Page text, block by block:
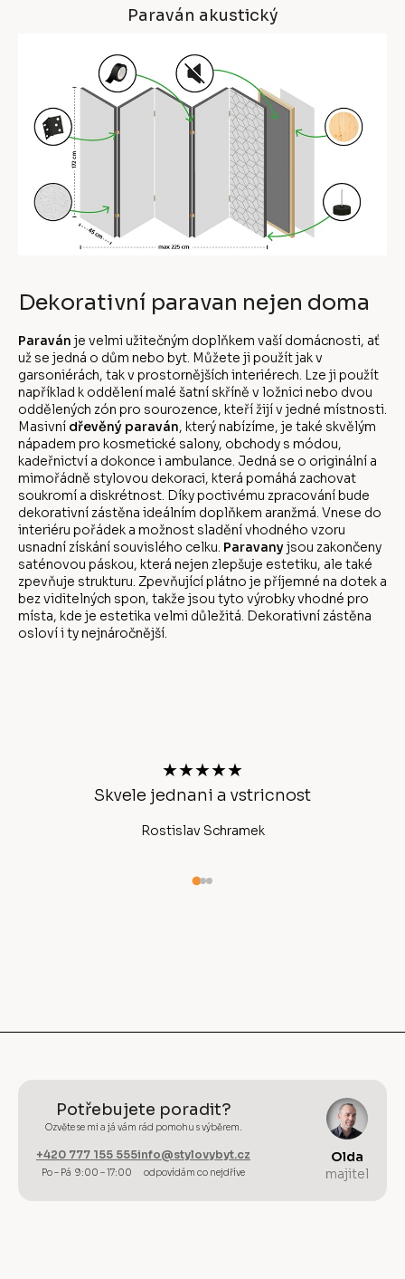
Paraván akustický
Dekorativní paravan nejen doma
Paraván je velmi užitečným doplňkem vaší domácnosti, ať
už se jedná o dům nebo byt. Můžete ji použít jak v
garsoniérách, tak v prostornějších interiérech. Lze ji použít
například k oddělení malé šatní skříně v ložnici nebo dvou
oddělených zón pro sourozence, kteří žijí v jedné místnosti.
Masivní dřevěný paraván, který nabízíme, je také skvělým
nápadem pro kosmetické salony, obchody s módou,
kadeřnictví a dokonce i ambulance. Jedná se o originální a
mimořádně stylovou dekoraci, která pomáhá zachovat
soukromí a diskrétnost. Díky poctivému zpracování bude
dekorativní zástěna ideálním doplňkem aranžmá. Vnese do
interiéru pořádek a možnost sladění vhodného vzoru
usnadní získání souvislého celku. Paravanyjsou zakončeny
saténovou páskou, která nejen zlepšuje estetiku, ale také
zpevňuje strukturu. Zpevňující plátno je příjemné na dotek a
bez viditelných spon, takže jsou tyto výrobky vhodné pro
místa, kde je estetika velmi důležitá. Dekorativní zástěna
osloví i ty nejnáročnější.
★★★★★
Skvele jednani a vstricnost
Rostislav Schramek
Potřebujete poradit?
Ozvěte se mi a já vám rád pomohu s výběrem.
+420 777 155 555
Po – Pá 9:00 – 17:00
info@stylovybyt.cz
odpovídám co nejdříve
Olda
majitel